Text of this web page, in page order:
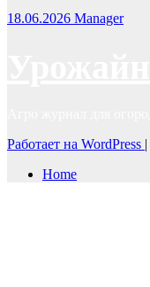
18.06.2026 Manager
Работает на WordPress |
Home